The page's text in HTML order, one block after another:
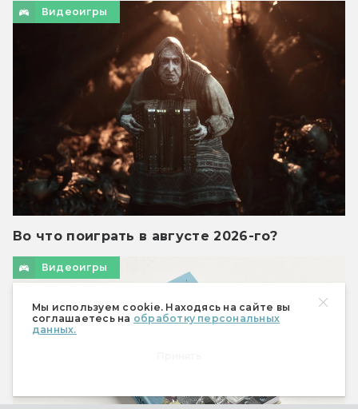
Мы используем cookie. Находясь на сайте вы
соглашаетесь на обработку персональных
данных.
Видеоигры
Во что поиграть в августе 2026-го?
Видеоигры